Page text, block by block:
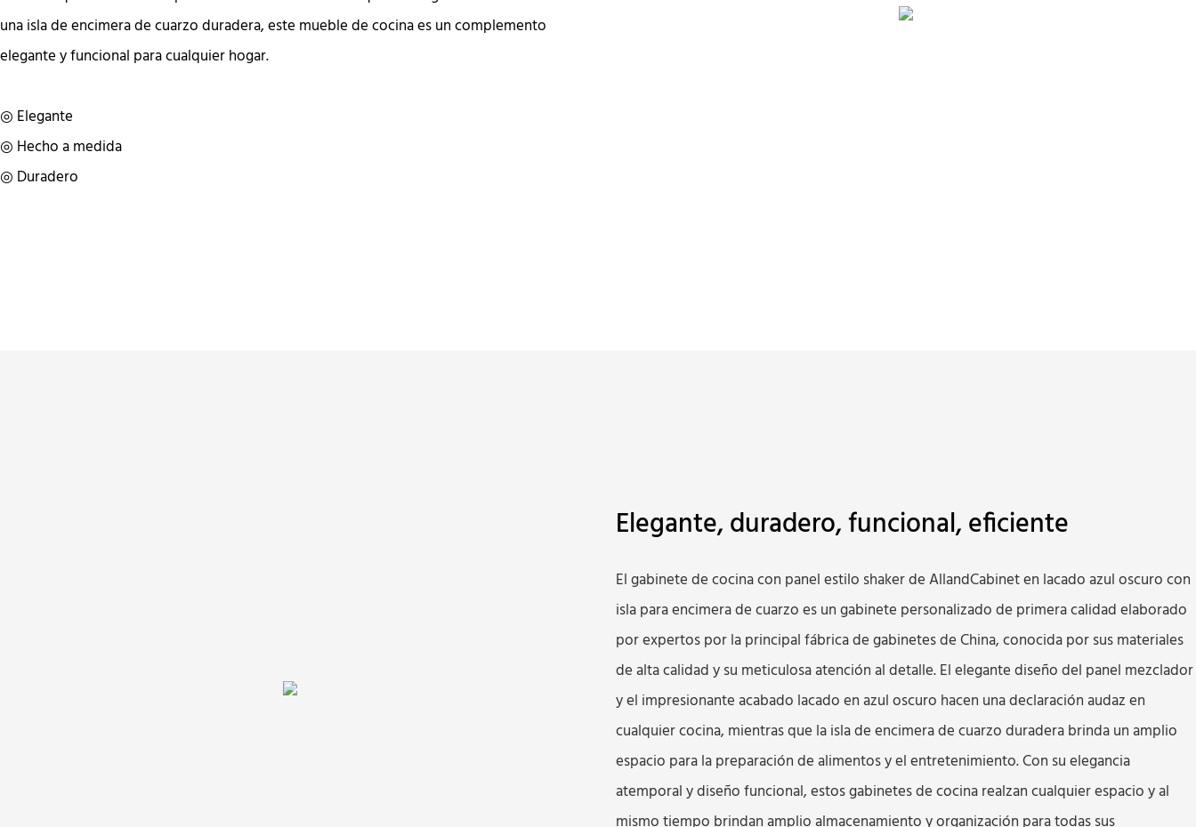
una isla de encimera de cuarzo duradera, este mueble de cocina es un complemento
elegante y funcional para cualquier hogar.
◎ Elegante
◎ Hecho a medida
◎ Duradero
Elegante, duradero, funcional, eficiente
El gabinete de cocina con panel estilo shaker de AllandCabinet en lacado azul oscuro con
isla para encimera de cuarzo es un gabinete personalizado de primera calidad elaborado
por expertos por la principal fábrica de gabinetes de China, conocida por sus materiales
de alta calidad y su meticulosa atención al detalle. El elegante diseño del panel mezclador
y el impresionante acabado lacado en azul oscuro hacen una declaración audaz en
cualquier cocina, mientras que la isla de encimera de cuarzo duradera brinda un amplio
espacio para la preparación de alimentos y el entretenimiento. Con su elegancia
atemporal y diseño funcional, estos gabinetes de cocina realzan cualquier espacio y al